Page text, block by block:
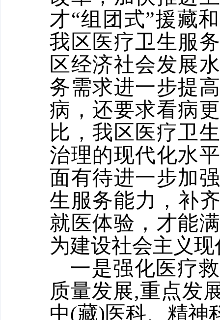
才“组团式”援藏
我区医疗卫生服
区经济社会发展
务需求进一步提
病，还要求看病
比，我区医疗卫
治理的现代化水
面有待进一步加
生服务能力，补
就医体验，才能
为建设社会主义
一是强化医疗
质量发展,重点发
中(藏)医科、精神